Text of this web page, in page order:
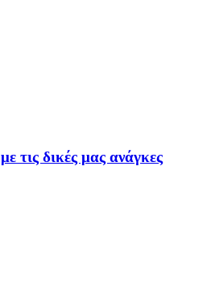
τις δικές μας ανάγκες